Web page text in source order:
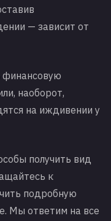
— зависит от
финансовую
наоборот,
на иждивении у
получить вид
к
подробную
Мы ответим на все